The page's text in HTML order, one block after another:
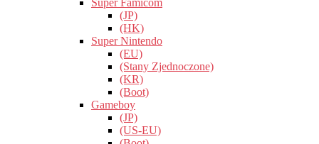
Super Famicom
(JP)
(HK)
Super Nintendo
(EU)
(Stany Zjednoczone)
(KR)
(Boot)
Gameboy
(JP)
(US-EU)